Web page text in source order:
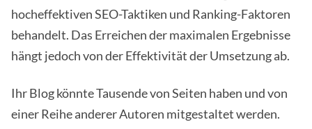
hocheffektiven SEO-Taktiken und Ranking-Faktoren
behandelt. Das Erreichen der maximalen Ergebnisse
hängt jedoch von der Effektivität der Umsetzung ab.
Ihr Blog könnte Tausende von Seiten haben und von
einer Reihe anderer Autoren mitgestaltet werden.